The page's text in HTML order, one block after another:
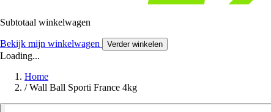
Subtotaal winkelwagen
Bekijk mijn winkelwagen Verder winkelen
Loading...
Home
/ Wall Ball Sporti France 4kg